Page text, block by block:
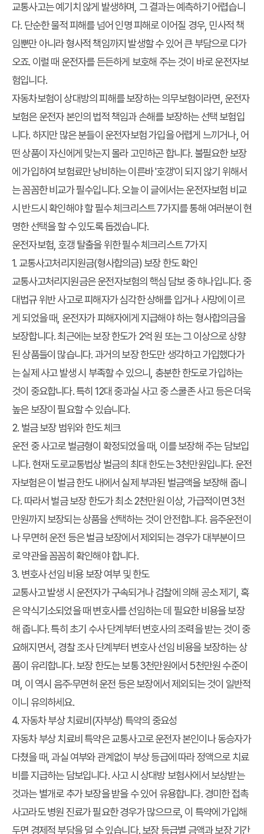
교통사고는 예기치 않게 발생하며, 그 결과는 예측하기 어렵습니
다. 단순한 물적 피해를 넘어 인명 피해로 이어질 경우, 민사적 책
임뿐만 아니라 형사적 책임까지 발생할 수 있어 큰 부담으로 다가
오죠. 이럴 때 운전자를 든든하게 보호해 주는 것이 바로운전자보
험입니다.
자동차보험이 상대방의 피해를 보장하는 의무보험이라면, 운전자
보험은 운전자 본인의 법적 책임과 손해를 보장하는 선택 보험입
니다. 하지만 많은 분들이 운전자보험 가입을 어렵게 느끼거나, 어
떤 상품이 자신에게 맞는지 몰라 고민하곤 합니다. 불필요한 보장
에 가입하여 보험료만 낭비하는 이른바 '호갱'이 되지 않기 위해서
는 꼼꼼한 비교가 필수입니다. 오늘 이 글에서는운전자보험 비교
시 반드시 확인해야 할필수 체크리스트 7가지 를 통해 여러분이 현
명한 선택을 할 수 있도록 돕겠습니다.
운전자보험, 호갱 탈출을 위한 필수 체크리스트 7가지
1. 교통사고처리지원금(형사합의금) 보장 한도 확인
교통사고처리지원금은 운전자보험의 핵심 담보 중 하나입니다. 중
대법규 위반 사고로 피해자가 심각한 상해를 입거나 사망에 이르
게 되었을 때, 운전자가 피해자에게 지급해야 하는 형사합의금을
보장합니다. 최근에는 보장 한도가 2억 원 또는 그 이상으로 상향
된 상품들이 많습니다. 과거의 보장 한도만 생각하고 가입했다가
는 실제 사고 발생 시 부족할 수 있으니, 충분한 한도로 가입하는
것이 중요합니다. 특히 12대 중과실 사고 중 스쿨존 사고 등은 더욱
높은 보장이 필요할 수 있습니다.
2. 벌금 보장 범위와 한도 체크
운전 중 사고로 벌금형이 확정되었을 때, 이를 보장해 주는 담보입
니다. 현재 도로교통법상 벌금의 최대 한도는 3천만원입니다. 운전
자보험은 이 벌금 한도 내에서 실제 부과된 벌금액을 보장해 줍니
다. 따라서 벌금 보장 한도가 최소 2천만원 이상, 가급적이면 3천
만원까지 보장되는 상품을 선택하는 것이 안전합니다. 음주운전이
나 무면허 운전 등은 벌금 보장에서 제외되는 경우가 대부분이므
로 약관을 꼼꼼히 확인해야 합니다.
3. 변호사 선임 비용 보장 여부 및 한도
교통사고 발생 시 운전자가 구속되거나 검찰에 의해 공소 제기, 혹
은 약식기소되었을 때 변호사를 선임하는 데 필요한 비용을 보장
해 줍니다. 특히 초기 수사 단계부터 변호사의 조력을 받는 것이 중
요해지면서, 경찰 조사 단계부터 변호사 선임 비용을 보장하는 상
품이 유리합니다. 보장 한도는 보통 3천만원에서 5천만원 수준이
며, 이 역시 음주·무면허 운전 등은 보장에서 제외되는 것이 일반적
이니 유의하세요.
4. 자동차 부상 치료비(자부상) 특약의 중요성
자동차 부상 치료비 특약은 교통사고로 운전자 본인이나 동승자가
다쳤을 때, 과실 여부와 관계없이 부상 등급에 따라 정액으로 치료
비를 지급하는 담보입니다. 사고 시 상대방 보험사에서 보상받는
것과는 별개로 추가 보장을 받을 수 있어 유용합니다. 경미한 접촉
사고라도 병원 진료가 필요한 경우가 많으므로, 이 특약에 가입해
두면 경제적 부담을 덜 수 있습니다. 보장 등급별 금액과 보장 기간